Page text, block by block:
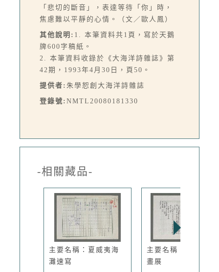
「悲切的斷音」，表達等待「你」時，
焦慮難以平靜的心情。（文／歐人鳳）
其他說明: 1. 本筆資料共1頁，寫於天鵝
牌600字稿紙。
2. 本筆資料收錄於《大海洋詩雜誌》第
42期，1993年4月30日，頁50。
提供者: 朱學恕創大海洋詩雜誌
登錄號: NMTL20080181330
-相關藏品-
主要名稱：夏威夷海
灘速寫
主要名稱：觀王舒詩
畫展